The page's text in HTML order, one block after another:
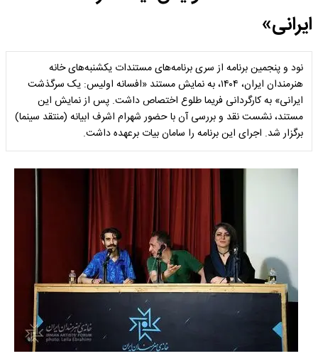
ایرانی»
نود و پنجمین برنامه از سری برنامه‌های مستندات یکشنبه‌های خانه
هنرمندان ایران، ۱۴۰۴، به نمایش مستند «افسانه اولیس: یک سرگذشت
ایرانی» به کارگردانی فریما طلوع اختصاص داشت. پس از نمایش این
مستند، نشست نقد و بررسی آن با حضور شهرام اشرف ابیانه (منتقد سینما)
برگزار شد. اجرای این برنامه را سامان بیات برعهده داشت.